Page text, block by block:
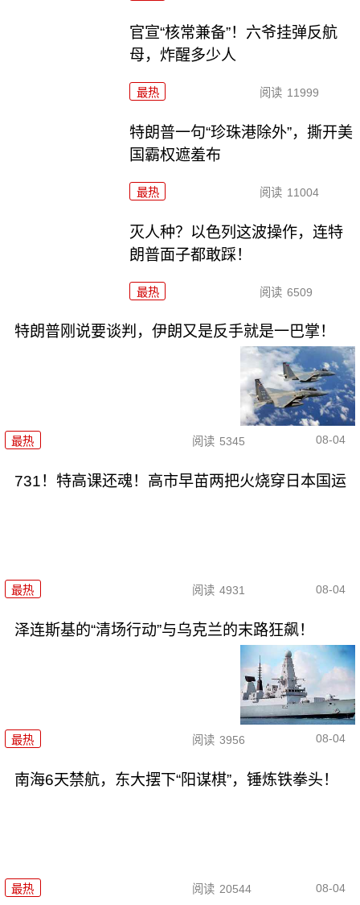
官宣“核常兼备”！六爷挂弹反航
母，炸醒多少人
最热 阅读 11999
特朗普一句“珍珠港除外”，撕开美
国霸权遮羞布
最热 阅读 11004
灭人种？以色列这波操作，连特
朗普面子都敢踩！
最热 阅读 6509
特朗普刚说要谈判，伊朗又是反手就是一巴掌！
最热 阅读 5345 08-04
731！特高课还魂！高市早苗两把火烧穿日本国运
最热 阅读 4931 08-04
泽连斯基的“清场行动”与乌克兰的末路狂飙！
最热 阅读 3956 08-04
南海6天禁航，东大摆下“阳谋棋”，锤炼铁拳头！
最热 阅读 20544 08-04